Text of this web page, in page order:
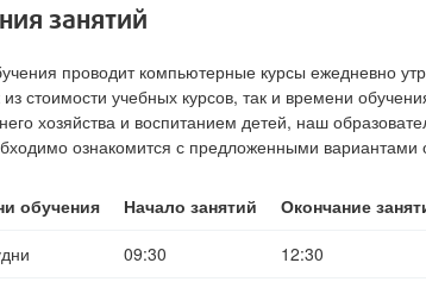
занятий
проводит компьютерные курсы ежедневно
стоимости учебных курсов, так и времени
хозяйства и воспитанием детей, наш
ознакомится с предложенными вариантами
обучения Начало занятий Окончание
09:30 12:30